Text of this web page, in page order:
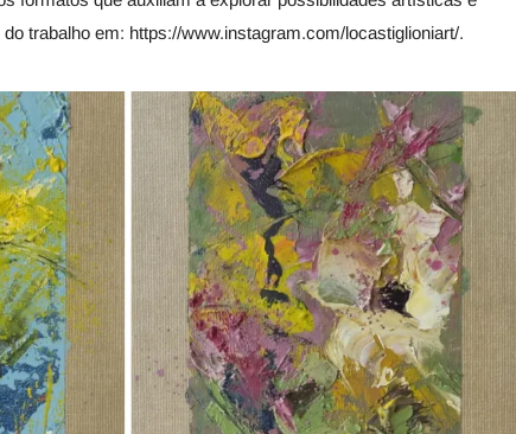
trabalho em: https://www.instagram.com/locastiglioniart/.